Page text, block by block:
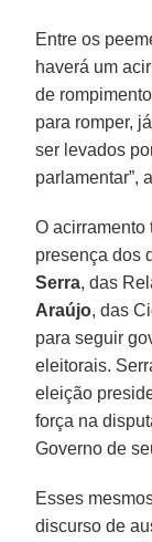
Entre os
haverá um
de
para romper,
ser levados
parlamentar”,
O acirramento
presença dos
Serra, das
Araújo, das
para seguir
eleitorais.
eleição
força na
Governo de
Esses
discurso de